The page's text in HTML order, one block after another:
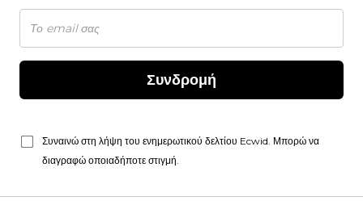
Συνδρομή
Συναινώ στη λήψη του ενημερωτικού δελτίου Ecwid. Μπορώ να
διαγραφώ οποιαδήποτε στιγμή.